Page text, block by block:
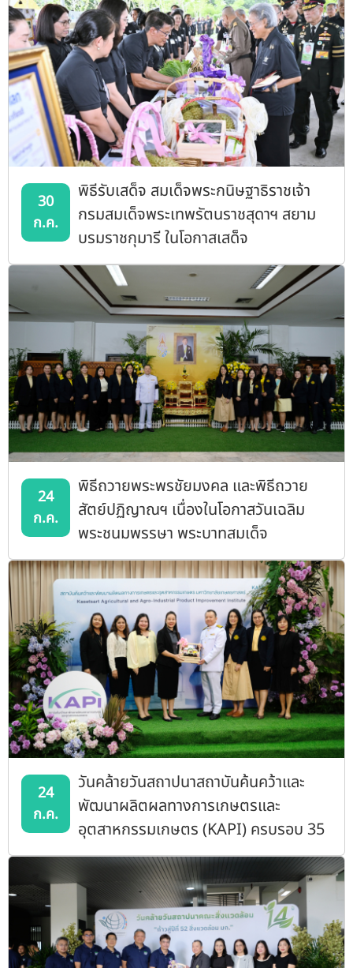
30
ก.ค.
พิธีรับเสด็จ สมเด็จพระกนิษฐาธิราชเจ้า
กรมสมเด็จพระเทพรัตนราชสุดาฯ สยาม
บรมราชกุมารี ในโอกาสเสด็จ
พระราชดำเนินมาทรงปลูกต้นไม้ มก.
24
ก.ค.
พิธีถวายพระพรชัยมงคล และพิธีถวาย
สัตย์ปฏิญาณฯ เนื่องในโอกาสวันเฉลิม
พระชนมพรรษา พระบาทสมเด็จ
พระเจ้าอยู่หัว
24
ก.ค.
วันคล้ายวันสถาปนาสถาบันค้นคว้าและ
พัฒนาผลิตผลทางการเกษตรและ
อุตสาหกรรมเกษตร (KAPI) ครบรอบ 35
ปี